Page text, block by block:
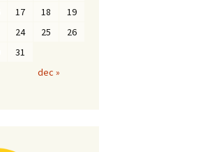
17 18
19
24 25
26
31
dec »